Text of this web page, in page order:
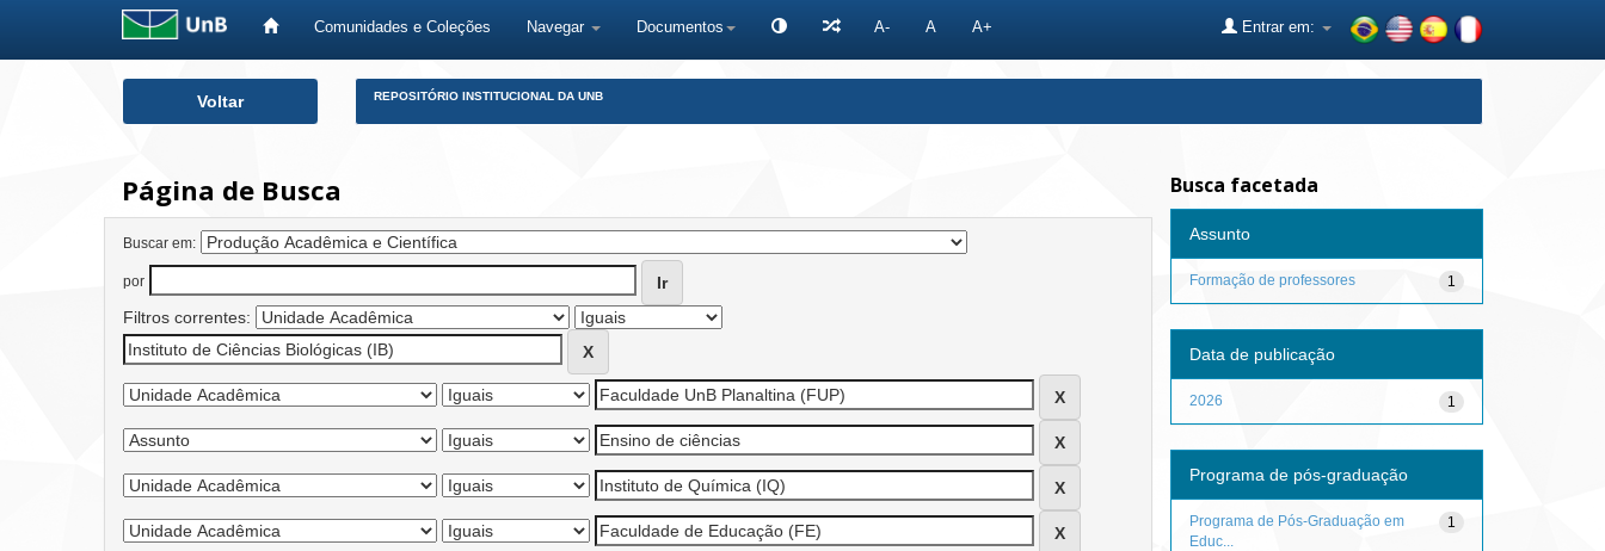
Comunidades e Coleções Navegar Documentos A- A A+ Entrar em:
Voltar REPOSITÓRIO INSTITUCIONAL DA UNB
Página de Busca
Buscar em:
por
Filtros correntes:
Busca facetada
Assunto
1
Formação de professores
Data de publicação
1
2026
Programa de pós-graduação
1
Programa de Pós-Graduação em
Educ...